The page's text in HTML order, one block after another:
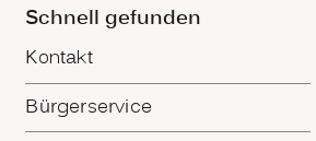
Schnell gefunden
Kontakt
Bürgerservice